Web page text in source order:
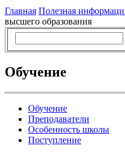
Главная Полезная
высшего образования
Обучение
Обучение
Преподаватели
Особенность школы
Поступление